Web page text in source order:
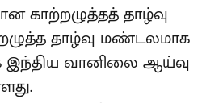
காற்றழுத்தத் தாழ்வு
தாழ்வு மண்டலமாக
இந்திய வானிலை ஆய்வு